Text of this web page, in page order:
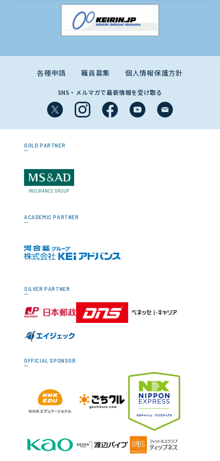
各種申請 職員募集 個人情報保護方針
SNS・メルマガで最新情報を受け取る
GOLD PARTNER
ACADEMIC PARTNER
SILVER PARTNER
OFFICIAL SPONSOR